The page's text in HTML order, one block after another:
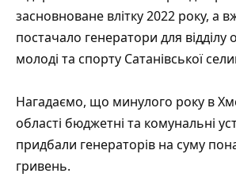
засновноване влітку 2022 року, а
постачало генератори для відділу
молоді та спорту Сатанівської
Нагадаємо, що минулого року в
області бюджетні та комунальні
придбали генераторів на суму
гривень.